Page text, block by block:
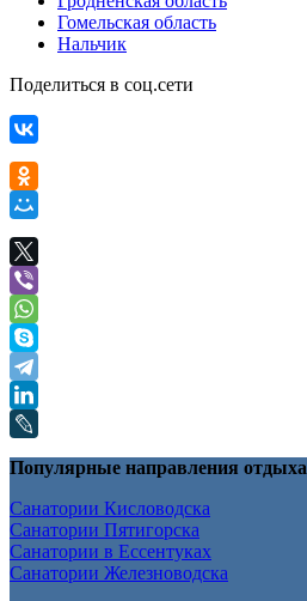
Гомельская область
Нальчик
Поделиться в соц.сети
Популярные направления отдыха
Санатории Кисловодска
Санатории Пятигорска
Санатории в Ессентуках
Санатории Железноводска